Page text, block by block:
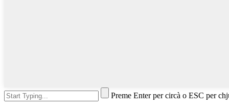
Preme Enter per circà o ESC per